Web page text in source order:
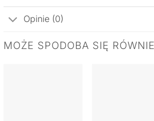
Opinie (0)
MOŻE SPODOBA SIĘ